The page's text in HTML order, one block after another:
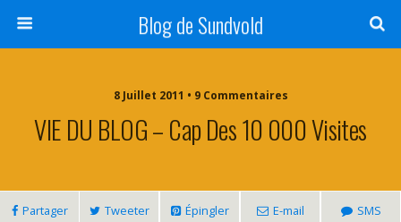
Blog de Sundvold
8 Juillet 2011 • 9 Commentaires
VIE DU BLOG – Cap Des 10 000 Visites
Partager Tweeter Épingler E-mail SMS